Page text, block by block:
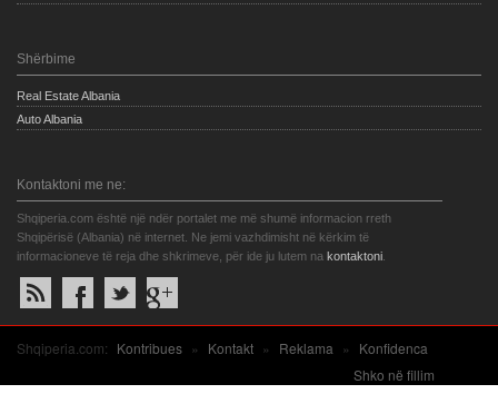
Shërbime
Real Estate Albania
Auto Albania
Kontaktoni me ne:
Shqiperia.com është një ndër portalet me më shumë informacion rreth
Shqipërisë (Albania) në internet. Ne jemi vazhdimisht në kërkim të
informacioneve të reja dhe shkrimeve, për ide ju lutem na kontaktoni
Shqiperia.com: Kontribues » Kontakt » Reklama »
Konfidenca
Shko në fillim